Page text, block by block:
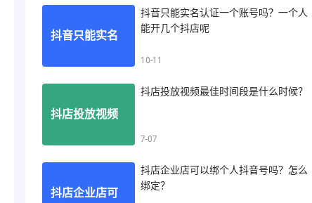
音小店怎么投
诉买家退款
抖音只能实名
吗？一个人能
抖音只能实名认证一个账号吗？一个人
能开几个抖店呢
10-11
抖店投放视频
抖店投放视频最佳时间段是什么时候？
7-07
抖店企业店可
抖店企业店可以绑个人抖音号吗？怎么
绑定？